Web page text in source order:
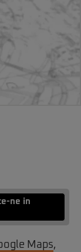
ne in
Maps,